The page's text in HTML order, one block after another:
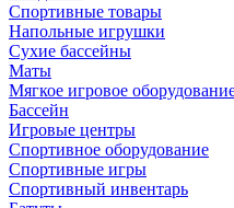
Спортивные товары
Напольные игрушки
Сухие бассейны
Маты
Мягкое игровое
Бассейн
Игровые центры
Спортивное оборудование
Спортивные игры
Спортивный инвентарь